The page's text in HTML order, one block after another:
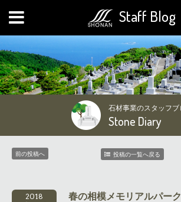
Staff Blog
MENU
石材事業のスタッフブ
Stone Diary
前の投稿へ 投稿の一覧へ戻る
2018 春の相模メモリアルパーク